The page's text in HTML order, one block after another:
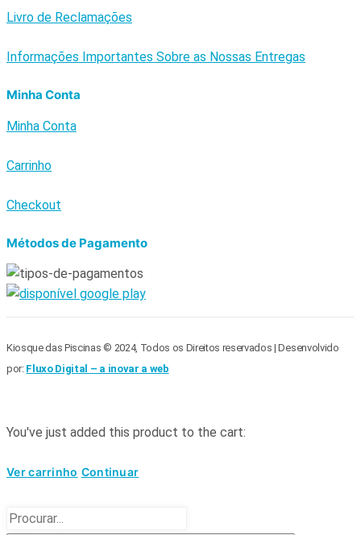
Livro de Reclamações
Informações Importantes Sobre as Nossas Entregas
Minha Conta
Minha Conta
Carrinho
Checkout
Métodos de Pagamento
Kiosque das Piscinas © 2024, Todos os Direitos reservados | Desenvolvido
por: Fluxo Digital – a inovar a web
You've just added this product to the cart:
Ver carrinho Continuar